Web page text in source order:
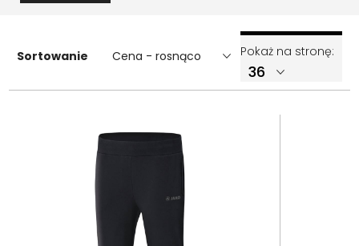
Sortowanie Cena - rosnąco Pokaż na stronę: